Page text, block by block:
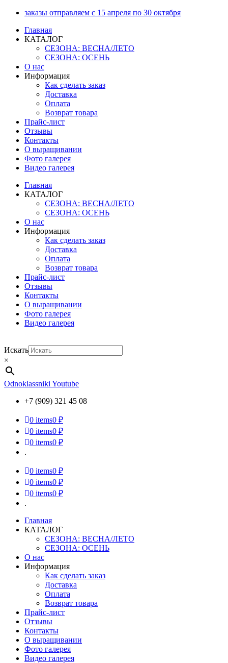
Перейти
содержимому
заказы отправляем с 15 апреля по 30 октября
Главная
КАТАЛОГ
СЕЗОНА: ВЕСНА/ЛЕТО
СЕЗОНА: ОСЕНЬ
О нас
Информация
Как сделать заказ
Доставка
Оплата
Возврат товара
Прайс-лист
Отзывы
Контакты
О выращивании
Фото галерея
Видео галерея
Главная
КАТАЛОГ
СЕЗОНА: ВЕСНА/ЛЕТО
СЕЗОНА: ОСЕНЬ
О нас
Информация
Как сделать заказ
Доставка
Оплата
Возврат товара
Прайс-лист
Отзывы
Контакты
О выращивании
Фото галерея
Видео галерея
Искать
×
Odnoklassniki Youtube
+7 (909) 321 45 08
0 items0 ₽
0 items0 ₽
0 items0 ₽
.
0 items0 ₽
0 items0 ₽
0 items0 ₽
.
Главная
КАТАЛОГ
СЕЗОНА: ВЕСНА/ЛЕТО
СЕЗОНА: ОСЕНЬ
О нас
Информация
Как сделать заказ
Доставка
Оплата
Возврат товара
Прайс-лист
Отзывы
Контакты
О выращивании
Фото галерея
Видео галерея